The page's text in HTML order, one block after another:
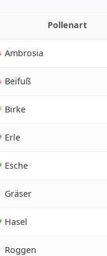
Pollenart
Ambrosia
Beifuß
Birke
Erle
Esche
Gräser
Hasel
Roggen